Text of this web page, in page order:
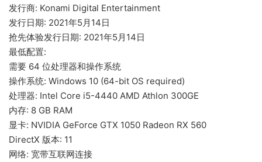
发行商: Konami Digital Entertainment
发行日期: 2021年5月14日
抢先体验发行日期: 2021年5月14日
最低配置:
需要 64 位处理器和操作系统
操作系统: Windows 10 (64-bit OS required)
处理器: Intel Core i5-4440 AMD Athlon 300GE
内存: 8 GB RAM
显卡: NVIDIA GeForce GTX 1050 Radeon RX 560
DirectX 版本: 11
网络: 宽带互联网连接